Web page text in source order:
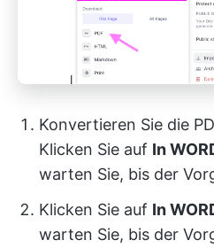
Konvertieren Sie die
Klicken Sie auf In
warten Sie, bis der
Klicken Sie auf In
warten Sie, bis der